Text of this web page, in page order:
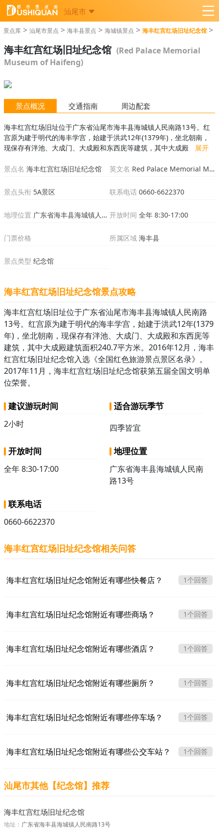
汕尾市
景点库 > 汕尾市景点 > 海丰县景点 > 海城镇景点 > 海丰红宫红场旧址纪念馆 >
海丰红宫红场旧址纪念馆 (Red Palace Memorial
Museum of Haifeng)
景点概况 交通指南 周边配套
海丰红宫红场旧址位于广东省汕尾市海丰县海城镇人民南路13号。红
宫原为建于明代的海丰学宫，始建于洪武12年(1379年)，坐北朝南，
现保存有泮池、大成门、大成殿和东西庑等建筑，其中大成殿建筑面
红色旅游景点景区名录》。...
展开
景点名 海丰红宫红场旧址纪念馆 英文名 Red Palace Memorial Museum of Haifeng
景点头衔 5A景区 联系电话 0660-6622370
地理位置 广东省海丰县海城镇人民南路13号 开放时间 全年 8:30-17:00
门票价格 所属区域 海丰县
景点类型 纪念馆
海丰红宫红场旧址纪念馆景点攻略
海丰红宫红场旧址位于广东省汕尾市海丰县海城镇人民南路
13号。红宫原为建于明代的海丰学宫，始建于洪武12年(1379
年)，坐北朝南，现保存有泮池、大成门、大成殿和东西庑等
建筑，其中大成殿建筑面积240.7平方米。2016年12月，海丰
红宫红场旧址纪念馆入选《全国红色旅游景点景区名录》。
2017年11月，海丰红宫红场旧址纪念馆获第五届全国文明单
位荣誉。
建议游玩时间
2小时
适合游玩季节
四季皆宜
开放时间
全年 8:30-17:00
地理位置
广东省海丰县海城镇人民南
路13号
联系电话
0660-6622370
海丰红宫红场旧址纪念馆相关问答
海丰红宫红场旧址纪念馆附近有哪些快餐店？ 1个回答
海丰红宫红场旧址纪念馆附近有哪些商场？ 1个回答
海丰红宫红场旧址纪念馆附近有哪些酒店？ 1个回答
海丰红宫红场旧址纪念馆附近有哪些厕所？ 1个回答
海丰红宫红场旧址纪念馆附近有哪些停车场？ 1个回答
海丰红宫红场旧址纪念馆附近有哪些公交车站？ 1个回答
汕尾市其他【纪念馆】推荐
海丰红宫红场旧址纪念馆
地址： 广东省海丰县海城镇人民南路13号